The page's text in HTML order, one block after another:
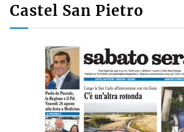
Castel San Pietro